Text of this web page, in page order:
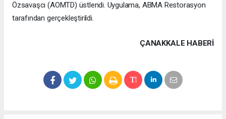
Özsavaşcı (AOMTD) üstlendi. Uygulama, ABMA Restorasyon
tarafından gerçekleştirildi.
ÇANAKKALE HABERİ